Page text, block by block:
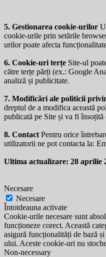
5. Gestionarea cookie-urilor
cookie-urile prin setările
urilor poate afecta
6. Cookie-uri terțe Site-ul
către terțe părți (ex.: Google
analiză și publicitate.
7. Modificări ale politicii
dreptul de a modifica această
publicată pe Site și va fi
8. Contact Pentru orice
utilizatorii ne pot contacta la:
Ultima actualizare: 28 aprilie
Necesare
Necesare
Întotdeauna activate
Cookie-urile necesare sunt
funcționeze corect. Această
asigură funcționalități de bază
ului. Aceste cookie-uri nu
Non-necessary